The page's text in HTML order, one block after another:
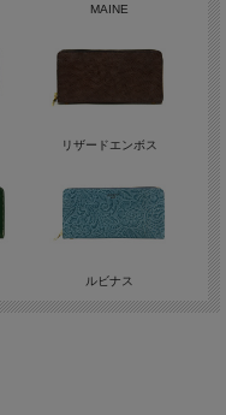
MAINE
リザードエンボス
ルビナス